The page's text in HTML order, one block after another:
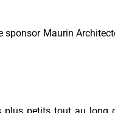
sponsor Maurin